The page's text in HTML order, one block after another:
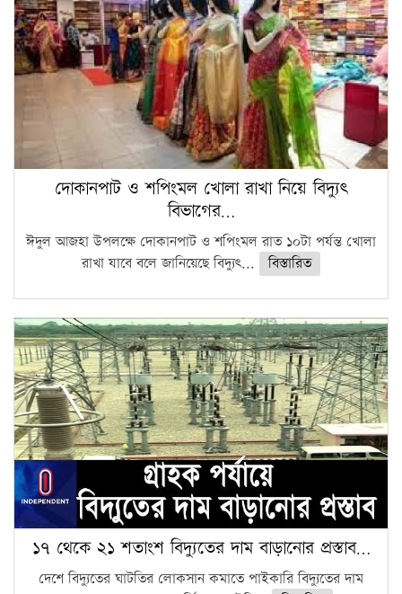
ফরিদগঞ্জে আগুনে পুড়লো ৬ ব্যবসা প্রতিষ্ঠান
দোকানপাট ও শপিংমল খোলা রাখা নিয়ে বিদ্যুৎ
বিভাগের…
ঈদুল আজহা উপলক্ষে দোকানপাট ও শপিংমল রাত ১০টা পর্যন্ত খোলা
রাখা যাবে বলে জানিয়েছে বিদ্যুৎ...
বিস্তারিত
১৭ থেকে ২১ শতাংশ বিদ্যুতের দাম বাড়ানোর প্রস্তাব…
দেশে বিদ্যুতের ঘাটতির লোকসান কমাতে পাইকারি বিদ্যুতের দাম